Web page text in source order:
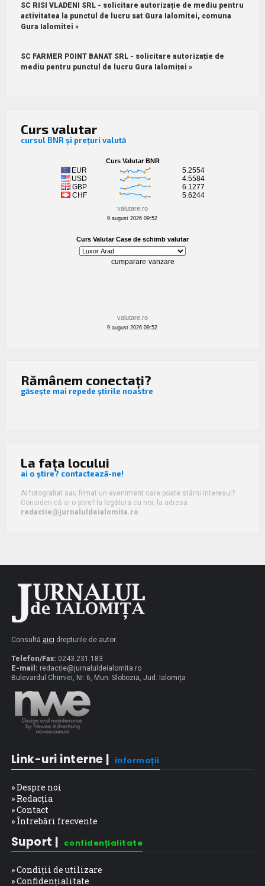
SC RISI VLADENI SRL - solicitare autorizație de mediu pentru
activitatea la punctul de lucru sat Gura Ialomitei, comuna
Gura Ialomitei »
SC FARMER POINT BANAT SRL - solicitare autorizație de
mediu pentru punctul de lucru Gura Ialomiței »
Curs valutar
cursul BNR și prețuri valută
valutare.ro
9 august 2026 09:52
valutare.ro
9 august 2026 09:52
Rămânem conectați?
găsește mai repede știrile noastre
La fața locului
ai o știre? contactează-ne!
Ai fotografiat sau filmat un eveniment care poate stârni interesul?
Consideri că ai o știre? Ia legătura cu noi, la adresa
redactie@jurnaluldeialomita.ro
Consultă aici drepturile de autor.
Telefon/Fax: 0243.231.183
E-mail: redacție@jurnaluldeialomita.ro
Bulevardul Chimiei, Nr. 6, Mun. Slobozia, Jud. Ialomița
Link-uri interne | informații
» Despre noi
» Redacția
» Contact
» Întrebări frecvente
Suport | confidențialitate
» Condiții de utilizare
» Confidențialitate